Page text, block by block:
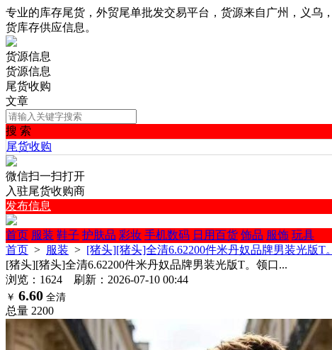
专业的库存尾货，外贸尾单批发交易平台，货源来自广州，义
货库存供应信息。
货源信息
货源信息
尾货收购
文章
搜 索
尾货收购
微信扫一扫打开
入驻尾货收购商
发布信息
首页 服装 鞋子 护肤品 彩妆 手机数码 日用百货 饰品 服饰 玩具
首页 > 服装 > [猪头][猪头]全清6.62200件米丹奴品牌男装光版T
[猪头][猪头]全清6.62200件米丹奴品牌男装光版T。领口...
浏览：1624 刷新：2026-07-10 00:44
￥ 6.60 全清
总量 2200